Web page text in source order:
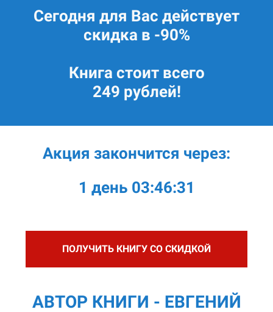
Сегодня для Вас действует
скидка в -90%
Книга стоит всего
249 рублей!
Акция закончится через:
1 день 03:46:31
ПОЛУЧИТЬ КНИГУ СО СКИДКОЙ
АВТОР КНИГИ - ЕВГЕНИЙ